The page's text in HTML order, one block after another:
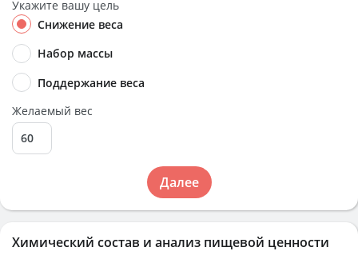
Химический состав и анализ пищевой ценности
Укажите вашу цель
Снижение веса
Набор массы
Поддержание веса
Желаемый вес
Далее